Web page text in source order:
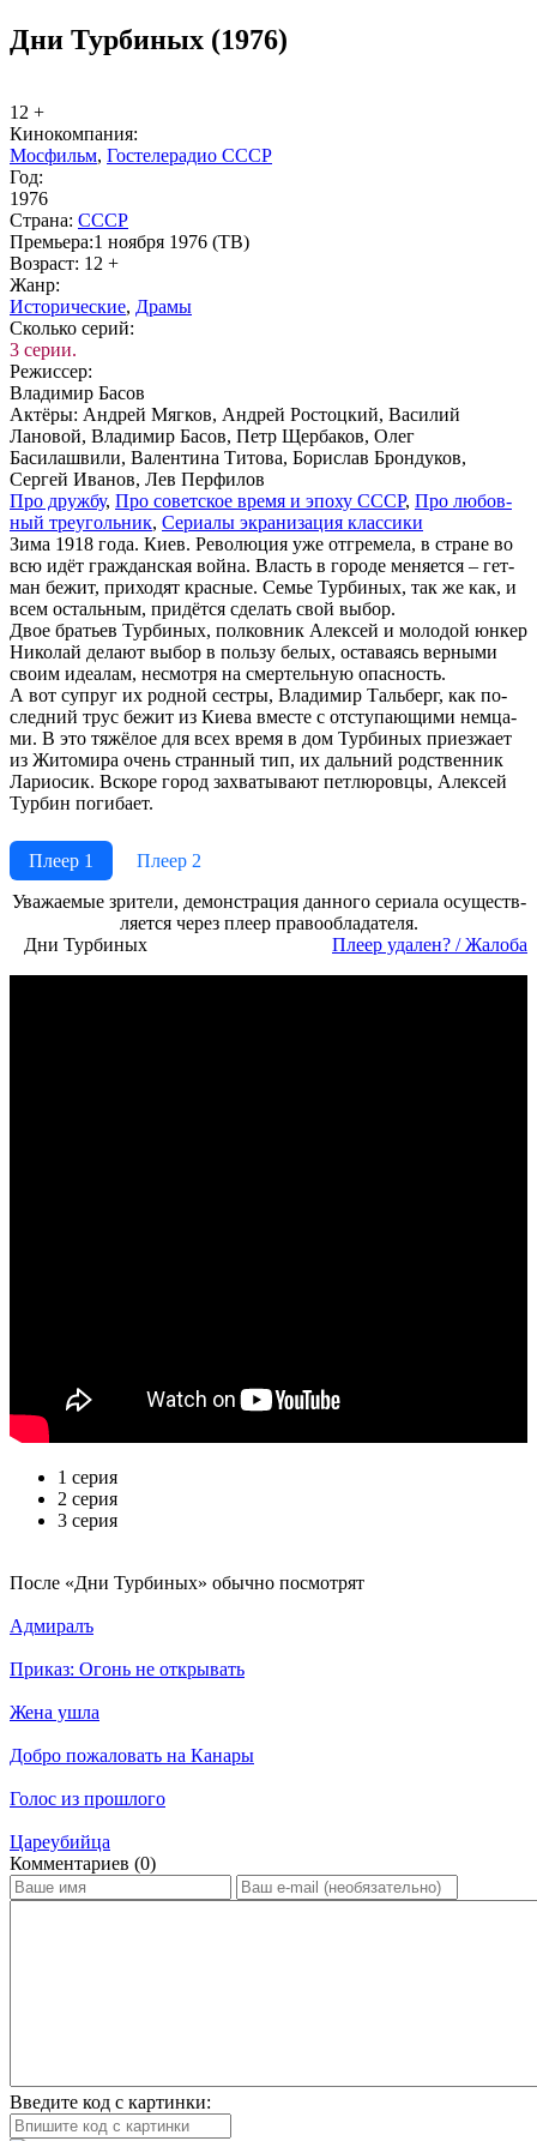
Дни Турбиных (1976)
12 +
Ки­но­ком­па­ния:
Мосфильм, Гостелерадио СССР
Год:
1976
Стра­на: СССР
Пре­мье­ра:1 ноября 1976 (ТВ)
Воз­раст: 12 +
Жанр:
Ис­то­ри­че­ские, Дра­мы
Сколь­ко се­рий:
3 серии.
Ре­жис­сер:
Владимир Басов
Ак­тё­ры: Андрей Мягков, Андрей Ростоцкий, Василий
Лановой, Владимир Басов, Петр Щербаков, Олег
Басилашвили, Валентина Титова, Борислав Брондуков,
Сергей Иванов, Лев Перфилов
Про друж­бу, Про со­вет­ское вре­мя и эпо­ху СССР, Про лю­бов­
ный тре­уголь­ник, Се­риа­лы эк­ра­ни­за­ция клас­си­ки
Зи­ма 1918 го­да. Ки­ев. Ре­во­лю­ция уже от­гре­ме­ла, в стра­не во
всю идёт гра­ж­дан­ская вой­на. Власть в го­ро­де ме­ня­ет­ся – гет­
ман бе­жит, при­хо­дят крас­ные. Се­мье Тур­би­ных, так же как, и
всем ос­таль­ным, при­дёт­ся сде­лать свой вы­бор.
Двое брать­ев Тур­би­ных, пол­ков­ник Алек­сей и мо­ло­дой юн­кер
Ни­ко­лай де­ла­ют вы­бор в поль­зу бе­лых, ос­та­ва­ясь вер­ны­ми
сво­им идеа­лам, не­смот­ря на смер­тель­ную опас­ность.
А вот суп­руг их род­ной се­ст­ры, Вла­ди­мир Таль­берг, как по­
след­ний трус бе­жит из Кие­ва вме­сте с от­сту­паю­щи­ми нем­ца­
ми. В это тя­жё­лое для всех вре­мя в дом Тур­би­ных при­ез­жа­ет
из Жи­то­ми­ра очень стран­ный тип, их даль­ний род­ст­вен­ник
Ла­рио­сик. Вско­ре го­род за­хва­ты­ва­ют пет­лю­ров­цы, Алек­сей
Тур­бин по­ги­ба­ет.
Плеер 1
Плеер 2
Ува­жае­мые зри­те­ли, де­мон­ст­ра­ция дан­но­го се­риа­ла осу­ще­ст­в­
ля­ет­ся че­рез пле­ер пра­во­об­ла­да­те­ля.
Дни Турбиных
Пле­ер уда­лен? / Жа­ло­ба
1 серия
2 серия
3 серия
По­сле «Дни Турбиных» обыч­но по­смот­рят
Адмиралъ
Приказ: Огонь не открывать
Жена ушла
Добро пожаловать на Канары
Голос из прошлого
Цареубийца
Ком­мен­та­ри­ев (0)
Введите код с картинки: